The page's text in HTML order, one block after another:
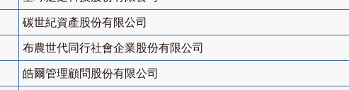
碳世紀資產股份有限公司
布農世代同行社會企業股份有限公司
皓爾管理顧問股份有限公司